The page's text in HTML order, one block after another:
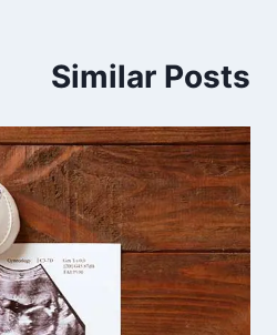
Similar Posts